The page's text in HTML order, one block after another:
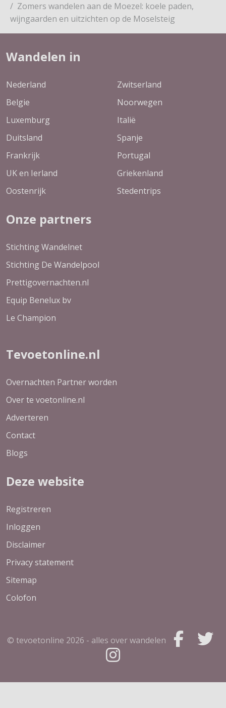
Zomers wandelen aan de Moezel: koele paden,
wijngaarden en uitzichten op de Moselsteig
Wandelen in
Nederland
Belgie
Luxemburg
Duitsland
Frankrijk
UK en Ierland
Oostenrijk
Zwitserland
Noorwegen
Italië
Spanje
Portugal
Griekenland
Stedentrips
Onze partners
Stichting Wandelnet
Stichting De Wandelpool
Prettigovernachten.nl
Equip Benelux bv
Le Champion
Tevoetonline.nl
Overnachten Partner worden
Over te voetonline.nl
Adverteren
Contact
Blogs
Deze website
Registreren
Inloggen
Disclaimer
Privacy statement
Sitemap
Colofon
© tevoetonline 2026 - alles over wandelen